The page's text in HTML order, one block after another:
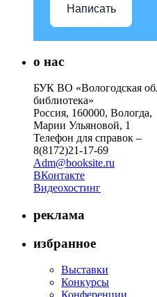
Написать
о нас
БУК ВО «Вологодская
библиотека»
Россия, 160000, Вологда,
Марии Ульяновой, 1
Телефон для справок –
8(8172)21-17-69
Adm@booksite.ru
ВКонтакте
Видеохостинг
реклама
избранное
Выставки
Конкурсы